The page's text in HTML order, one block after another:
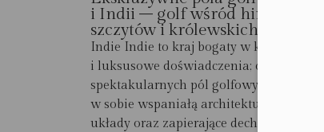
i Indii – golf wśród
szczytów i królewskich
Indie Indie to kraj bogaty w kulturę,
i luksusowe doświadczenia; oferuje wiele
spektakularnych pól golfowych, które
w sobie wspaniałą architekturę,
układy oraz zapierające dech w piersiach